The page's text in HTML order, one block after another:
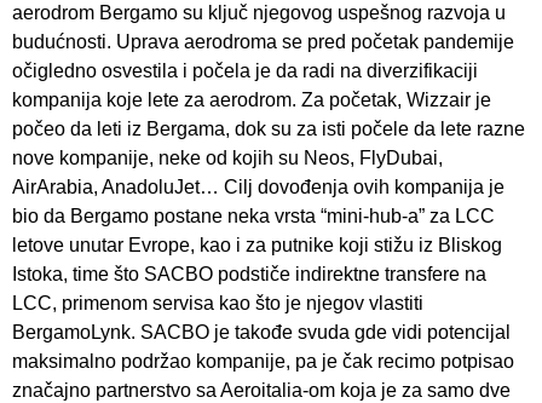
aerodrom Bergamo su ključ njegovog uspešnog razvoja u
budućnosti. Uprava aerodroma se pred početak pandemije
očigledno osvestila i počela je da radi na diverzifikaciji
kompanija koje lete za aerodrom. Za početak, Wizzair je
počeo da leti iz Bergama, dok su za isti počele da lete razne
nove kompanije, neke od kojih su Neos, FlyDubai,
AirArabia, AnadoluJet… Cilj dovođenja ovih kompanija je
bio da Bergamo postane neka vrsta “mini-hub-a” za LCC
letove unutar Evrope, kao i za putnike koji stižu iz Bliskog
Istoka, time što SACBO podstiče indirektne transfere na
LCC, primenom servisa kao što je njegov vlastiti
BergamoLynk. SACBO je takođe svuda gde vidi potencijal
maksimalno podržao kompanije, pa je čak recimo potpisao
značajno partnerstvo sa Aeroitalia-om koja je za samo dve